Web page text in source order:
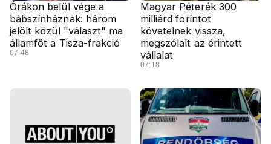
Órákon belül vége a
bábszínháznak: három
jelölt közül "választ" ma
államfőt a Tisza-frakció
07:48
Magyar Péterék 300
milliárd forintot
követelnek vissza,
megszólalt az érintett
vállalat
07:18